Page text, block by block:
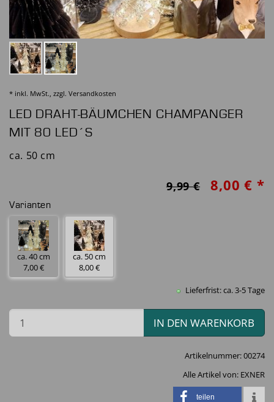
* inkl. MwSt., zzgl. Versandkosten
LED DRAHT-BÄUMCHEN CHAMPANGER
MIT 80 LED´S
ca. 50 cm
9,99 € 8,00 € *
Varianten
ca. 40 cm
7,00 €
ca. 50 cm
8,00 €
Lieferfrist: ca. 3-5 Tage
IN DEN WARENKORB
Artikelnummer:00274
Alle Artikel von: EXNER
teilen